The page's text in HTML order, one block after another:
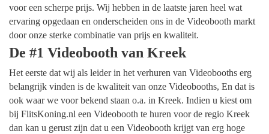
voor een scherpe prijs. Wij hebben in de laatste jaren heel wat
ervaring opgedaan en onderscheiden ons in de Videobooth markt
door onze sterke combinatie van prijs en kwaliteit.
De #1 Videobooth van Kreek
Het eerste dat wij als leider in het verhuren van Videobooths erg
belangrijk vinden is de kwaliteit van onze Videobooths, En dat is
ook waar we voor bekend staan o.a. in Kreek. Indien u kiest om
bij FlitsKoning.nl een Videobooth te huren voor de regio Kreek
dan kan u gerust zijn dat u een Videobooth krijgt van erg hoge